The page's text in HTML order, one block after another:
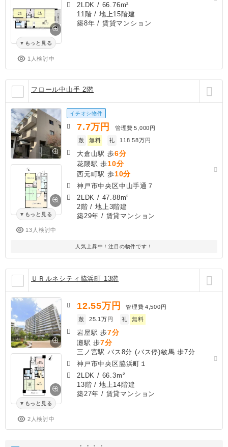
もっと見る
1人検討中
2LDK / 66.76m²
11階 / 地上15階建
築8年 / 賃貸マンション
フロール中山手 2階
もっと見る
13人検討中
イチオシ物件
7.7万円 管理費 5,000円
敷
無料 礼 118.58万円
大倉山駅 歩6分
花隈駅 歩10分
西元町駅 歩10分
神戸市中央区中山手通７
2LDK / 47.88m²
2階 / 地上3階建
築29年 / 賃貸マンション
人気上昇中！注目の物件です！
ＵＲルネシティ脇浜町 13階
もっと見る
2人検討中
12.55万円 管理費 4,500円
敷
25.1万円 礼 無料
岩屋駅 歩7分
灘駅 歩7分
三ノ宮駅 バス8分 (バス停)敏馬 歩7分
神戸市中央区脇浜町１
2LDK / 66.3m²
13階 / 地上14階建
築27年 / 賃貸マンション